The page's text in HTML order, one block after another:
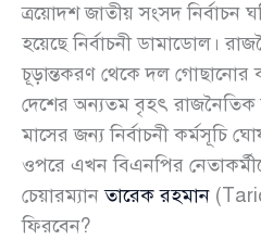
ত্রয়োদশ জাতীয় সংসদ
হয়েছে নির্বাচনী ডামাডোল।
চূড়ান্তকরণ থেকে দল গোছানোর
দেশের অন্যতম বৃহৎ
মাসের জন্য নির্বাচনী কর্মসূচি
ওপরে এখন বিএনপির
চেয়ারম্যানতারেক রহমান
ফিরবেন?